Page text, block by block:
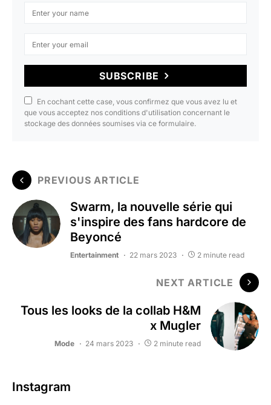
SUBSCRIBE
En cochant cette case, vous confirmez que vous avez lu et
que vous acceptez nos conditions d'utilisation concernant le
stockage des données soumises via ce formulaire.
PREVIOUS ARTICLE
Swarm, la nouvelle série qui
s'inspire des fans hardcore de
Beyoncé
Entertainment 22 mars 2023 2 minute read
NEXT ARTICLE
Tous les looks de la collab H&M
x Mugler
Mode 24 mars 2023 2 minute read
Instagram